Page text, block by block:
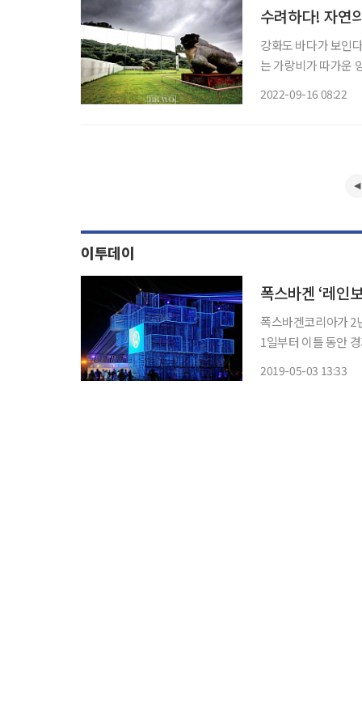
수려하다! 자연
강화도 바다가 보인
는 가랑비가 따가운
2022-09-16 08:22
이투데이
폭스바겐 ‘레인
폭스바겐코리아가 2년
1일부터 이틀 동안
2019-05-03 13:33